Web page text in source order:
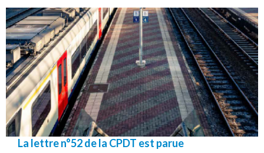
La lettre n°52 de la CPDT est parue